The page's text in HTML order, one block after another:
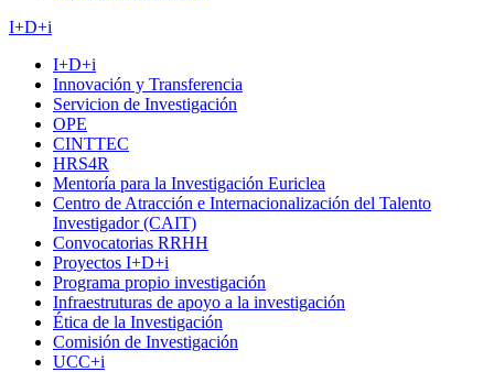
I+D+i
I+D+i
Innovación y Transferencia
Servicion de Investigación
OPE
CINTTEC
HRS4R
Mentoría para la Investigación Euriclea
Centro de Atracción e Internacionalización del Talento
Investigador (CAIT)
Convocatorias RRHH
Proyectos I+D+i
Programa propio investigación
Infraestruturas de apoyo a la investigación
Ética de la Investigación
Comisión de Investigación
UCC+i